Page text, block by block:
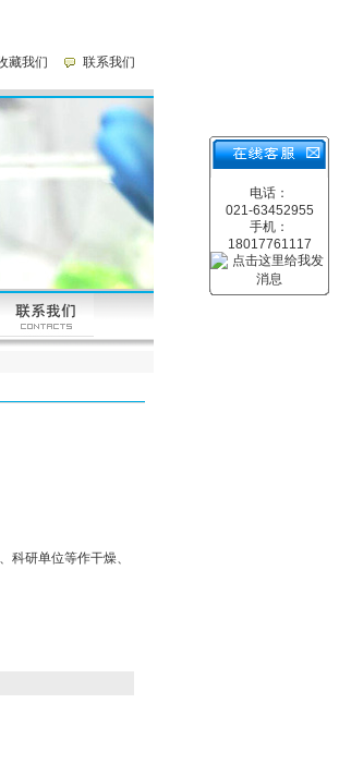
藏我们 联系我们
电话：
021-63452955
手机：
18017761117
科研单位等作干燥、